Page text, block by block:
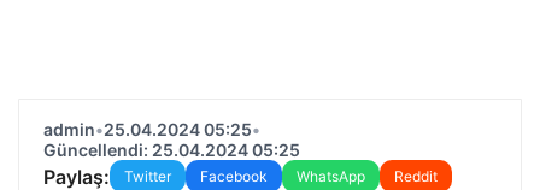
admin•25.04.2024 05:25•
Güncellendi: 25.04.2024 05:25
Paylaş: Twitter Facebook WhatsApp
Reddit